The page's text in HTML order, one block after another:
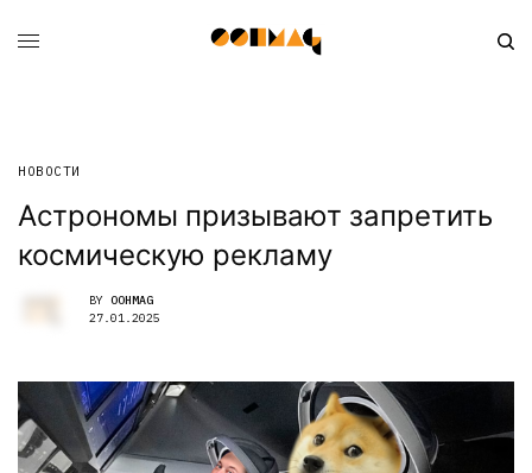
НОВОСТИ
Астрономы призывают запретить
космическую рекламу
BY OOHMAG
27.01.2025